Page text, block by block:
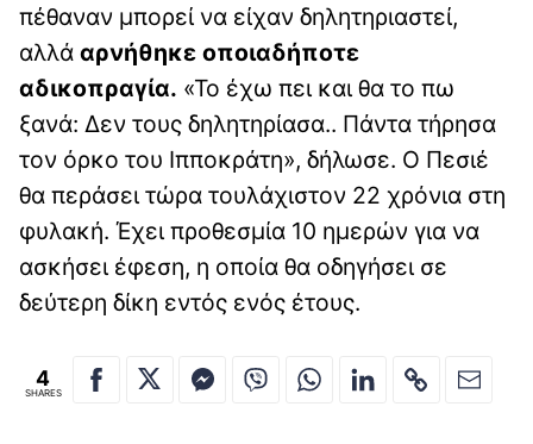
πέθαναν μπορεί να είχαν δηλητηριαστεί,
αλλά αρνήθηκε οποιαδήποτε
αδικοπραγία. «Το έχω πει και θα το πω
ξανά: Δεν τους δηλητηρίασα.. Πάντα τήρησα
τον όρκο του Ιπποκράτη», δήλωσε. Ο Πεσιέ
θα περάσει τώρα τουλάχιστον 22 χρόνια στη
φυλακή. Έχει προθεσμία 10 ημερών για να
ασκήσει έφεση, η οποία θα οδηγήσει σε
δεύτερη δίκη εντός ενός έτους.
4
SHARES